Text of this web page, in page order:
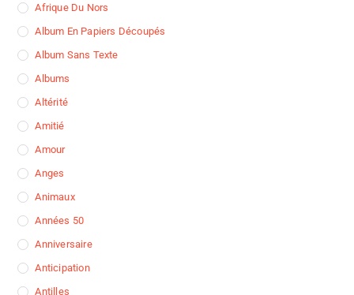
Afrique Du Nors
Album En Papiers Découpés
Album Sans Texte
Albums
Altérité
Amitié
Amour
Anges
Animaux
Années 50
Anniversaire
Anticipation
Antilles